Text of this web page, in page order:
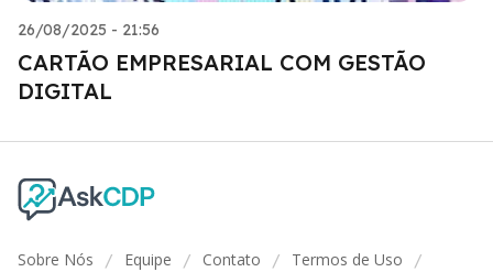
26/08/2025 - 21:56
CARTÃO EMPRESARIAL COM GESTÃO
DIGITAL
Sobre Nós / Equipe / Contato / Termos de Uso /